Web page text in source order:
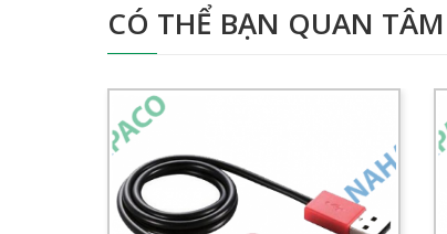
CÓ THỂ BẠN QUAN TÂM